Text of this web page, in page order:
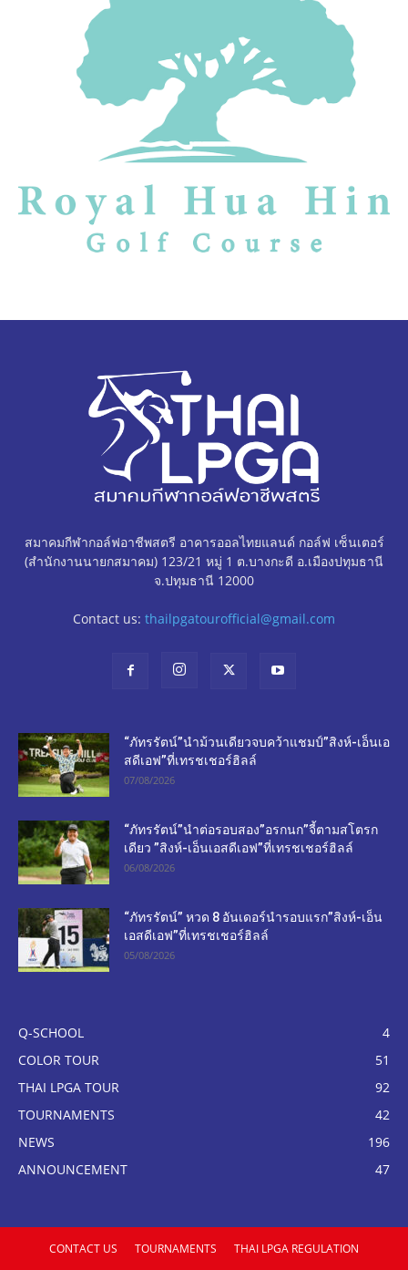
สมาคมกีฬากอล์ฟอาชีพสตรี อาคารออลไทยแลนด์ กอล์ฟ เซ็นเตอร์
(สำนักงานนายกสมาคม) 123/21 หมู่ 1 ต.บางกะดี อ.เมืองปทุมธานี
จ.ปทุมธานี 12000
Contact us: thailpgatourofficial@gmail.com
“ภัทรรัตน์”นำม้วนเดียวจบคว้าแชมป์”สิงห์-เอ็นเอ
สดีเอฟ”ที่เทรชเชอร์ฮิลล์
07/08/2026
“ภัทรรัตน์”นำต่อรอบสอง”อรกนก”จี้ตามสโตรก
เดียว ”สิงห์-เอ็นเอสดีเอฟ”ที่เทรชเชอร์ฮิลล์
06/08/2026
“ภัทรรัตน์” หวด 8 อันเดอร์นำรอบแรก”สิงห์-เอ็น
เอสดีเอฟ”ที่เทรชเชอร์ฮิลล์
05/08/2026
Q-SCHOOL
4
COLOR TOUR
51
THAI LPGA TOUR
92
TOURNAMENTS
42
NEWS
196
ANNOUNCEMENT
47
CONTACT US TOURNAMENTS THAI LPGA REGULATION